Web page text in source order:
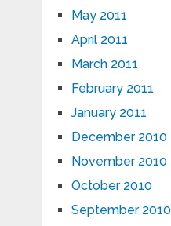
May 2011
April 2011
March 2011
February 2011
January 2011
December 2010
November 2010
October 2010
September 2010